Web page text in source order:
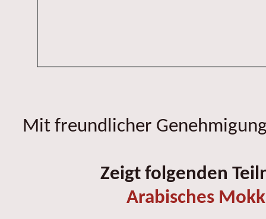
Mit freundlicher
Zeigt folgenden
Arabisches